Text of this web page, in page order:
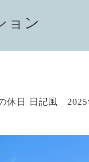
ョン
休日 日記風 2025